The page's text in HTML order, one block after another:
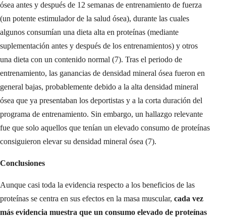
ósea antes y después de 12 semanas de entrenamiento de fuerza
(un potente estimulador de la salud ósea), durante las cuales
algunos consumían una dieta alta en proteínas (mediante
suplementación antes y después de los entrenamientos) y otros
una dieta con un contenido normal (7). Tras el periodo de
entrenamiento, las ganancias de densidad mineral ósea fueron en
general bajas, probablemente debido a la alta densidad mineral
ósea que ya presentaban los deportistas y a la corta duración del
programa de entrenamiento. Sin embargo, un hallazgo relevante
fue que solo aquellos que tenían un elevado consumo de proteínas
consiguieron elevar su densidad mineral ósea (7).
Conclusiones
Aunque casi toda la evidencia respecto a los beneficios de las
proteínas se centra en sus efectos en la masa muscular, cada vez
más evidencia muestra que un consumo elevado de proteínas